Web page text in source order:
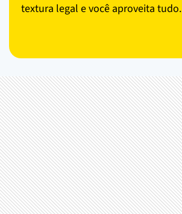
textura legal e você aproveita tudo.